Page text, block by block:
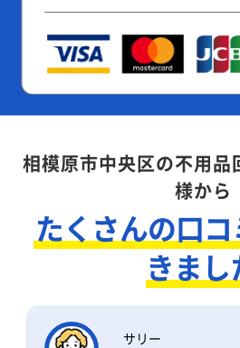
相模原市中央区の不用品
様から
たくさんの口
きまし
サリー